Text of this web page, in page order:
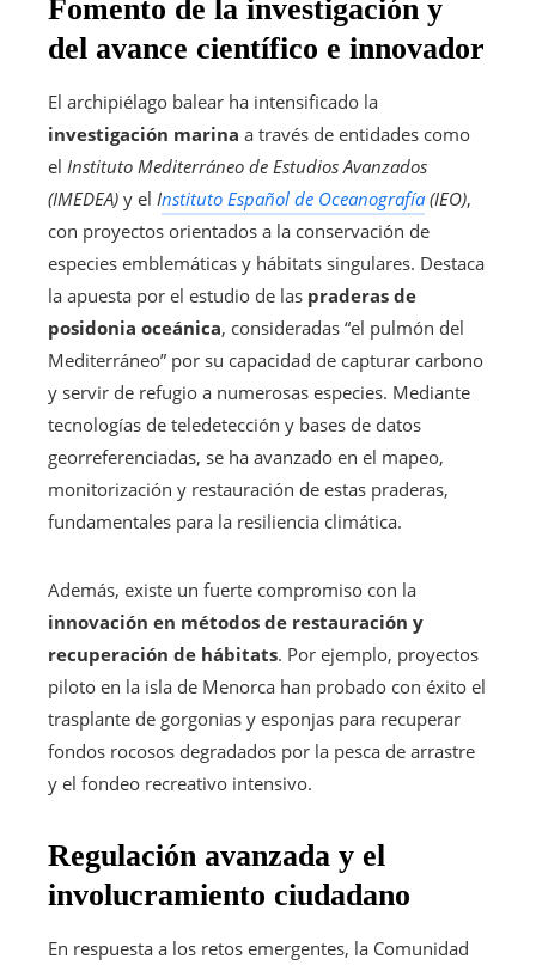
Fomento de la investigación y
del avance científico e innovador
El archipiélago balear ha intensificado la
investigación marina a través de entidades como
el Instituto Mediterráneo de Estudios Avanzados
(IMEDEA) y el Instituto Español de Oceanografía (IEO),
con proyectos orientados a la conservación de
especies emblemáticas y hábitats singulares. Destaca
la apuesta por el estudio de las praderas de
posidonia oceánica, consideradas “el pulmón del
Mediterráneo” por su capacidad de capturar carbono
y servir de refugio a numerosas especies. Mediante
tecnologías de teledetección y bases de datos
georreferenciadas, se ha avanzado en el mapeo,
monitorización y restauración de estas praderas,
fundamentales para la resiliencia climática.
Además, existe un fuerte compromiso con la
innovación en métodos de restauración y
recuperación de hábitats. Por ejemplo, proyectos
piloto en la isla de Menorca han probado con éxito el
trasplante de gorgonias y esponjas para recuperar
fondos rocosos degradados por la pesca de arrastre
y el fondeo recreativo intensivo.
Regulación avanzada y el
involucramiento ciudadano
En respuesta a los retos emergentes, la Comunidad